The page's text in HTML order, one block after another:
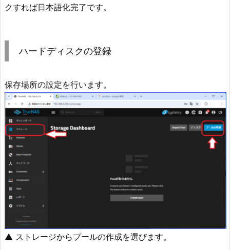
クすれば日本語化完了です。
ハードディスクの登録
保存場所の設定を行います。
▲ ストレージからプールの作成を選びます。